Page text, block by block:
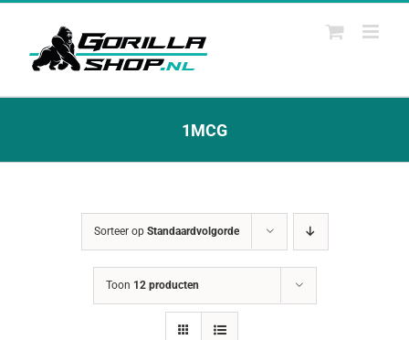
Ga
1MCG
Sorteer op Standaardvolgorde
Toon 12 producten